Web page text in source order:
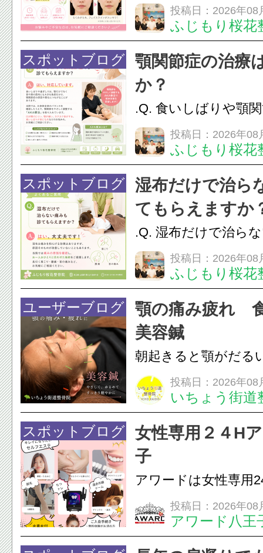
ラインは変わります
変化を感じる方も多
で顔まわりの筋肉や
ことで、血流を促し
のこわばりにアプロ
投稿日：2026年08
ふじもり桜花
スポットブログ
顎関節症の治療
か？
.Q. 食いしばりや顎
らえますか？A. はい
す。食いしばりや歯
けでなく首や肩の筋
担をかけ、顎関節症
つながることがあり
投稿日：2026年08
ふじもり桜花
スポットブログ
湿布だけで治ら
てもらえますか
.Q. 湿布だけで治ら
らえますか？A. はい
湿布は痛みを和らげ
すが、原因そのもの
いこともあります。
原因を確認し、お一
投稿日：2026年08
ふじもり桜花
ユーザーブログ
顎の痛み疲れ
美容鍼
朝起きると顎がだる
ありませんか？無意
は、顎の痛みや疲れ
フェイスラインの張
のこわばり・頭痛や
ながることがありま
投稿日：2026年08
いちょう街道
スポットブログ
女性専用２４H
子
アワードは女性専用
フエステを 思いっ
開催中
投稿日：2026年08
アワード八王
24時間ジム&